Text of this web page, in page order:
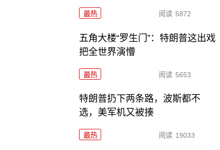
最热 阅读 5872
五角大楼“罗生门”：特朗普这出戏
把全世界演懵
最热 阅读 5653
特朗普扔下两条路，波斯都不
选，美军机又被揍
最热 阅读 19033